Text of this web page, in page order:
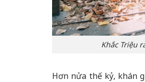
Khắc Triệu
Hơn nửa thế kỷ, khán